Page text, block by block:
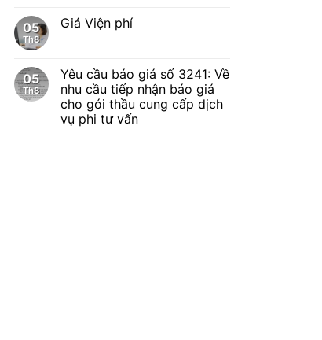
05
Th8
Giá Viện phí
05
Th8
Yêu cầu báo giá số 3241: Về
nhu cầu tiếp nhận báo giá
cho gói thầu cung cấp dịch
vụ phi tư vấn